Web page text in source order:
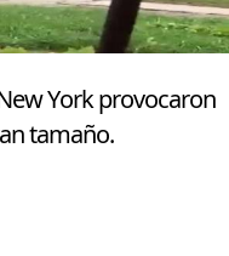
York provocaron
tamaño.